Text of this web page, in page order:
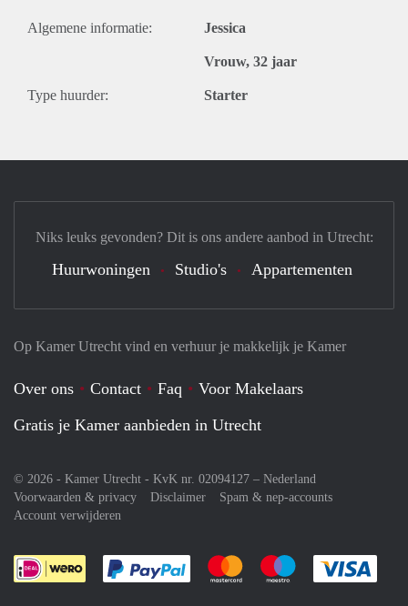
Algemene informatie: Jessica
Vrouw, 32 jaar
Type huurder: Starter
Op Kamer Utrecht vind en verhuur je makkelijk je Kamer
Over ons Contact Faq
Voor Makelaars
Gratis je Kamer aanbieden in Utrecht
© 2026 - Kamer Utrecht - KvK nr. 02094127 – Nederland
Voorwaarden & privacy
Disclaimer
Spam & nep-accounts
Account verwijderen
Je rekent gemakkelijk af met Paypal
Je rekent gemakkelijk af met
Je rekent
Niks leuks gevonden? Dit is ons andere aanbod in Utrecht:
Huurwoningen Studio's Appartementen